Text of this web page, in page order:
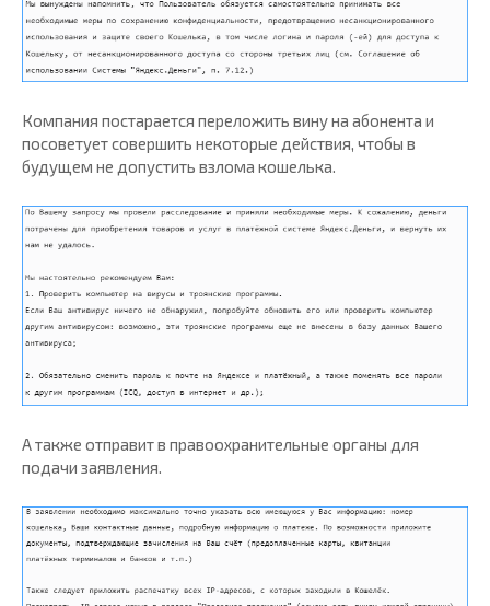
Компания постарается переложить вину на абонента и
посоветует совершить некоторые действия, чтобы в
будущем не допустить взлома кошелька.
А также отправит в правоохранительные органы для
подачи заявления.